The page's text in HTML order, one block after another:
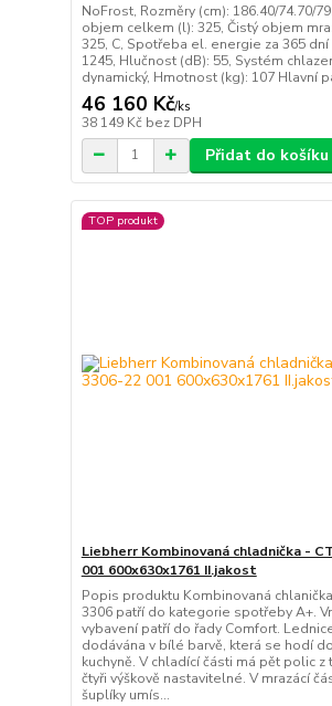
NoFrost, Rozměry (cm): 186.40/74.70/
objem celkem (l): 325, Čistý objem
325, C, Spotřeba el. energie za 365 dní
1245, Hlučnost (dB): 55, Systém
dynamický, Hmotnost (kg): 107 Hlavní
46 160 Kč/ks
38 149 Kč bez DPH
Přidat do košíku
TOP produkt
Liebherr Kombinovaná chladnička -
001 600x630x1761 II.jakost
Popis produktu Kombinovaná
3306 patří do kategorie spotřeby A+.
vybavení patří do řady Comfort.
dodávána v bílé barvě, která se hodí
kuchyně. V chladící části má pět polic z
čtyři výškově nastavitelné. V mrazácí
šuplíky umís...